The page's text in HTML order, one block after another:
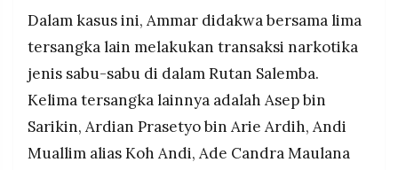
Dalam kasus ini, Ammar didakwa bersama lima
tersangka lain melakukan transaksi narkotika
jenis sabu-sabu di dalam Rutan Salemba.
Kelima tersangka lainnya adalah Asep bin
Sarikin, Ardian Prasetyo bin Arie Ardih, Andi
Muallim alias Koh Andi, Ade Candra Maulana